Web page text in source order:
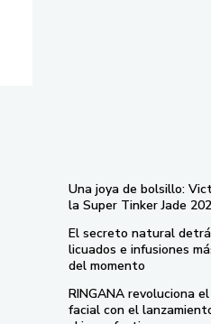
Una joya de bolsillo:
la Super Tinker Jade
El secreto natural
licuados e infusiones
del momento
RINGANA revoluciona
facial con el